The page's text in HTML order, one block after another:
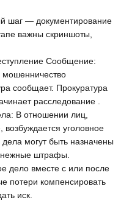
шаг — документирование
важны скриншоты,
Сообщение:
сообщает. Прокуратура
расследование .
В отношении лиц,
уголовное
могут быть назначены
штрафы.
дело вместе с или после
потери компенсировать
иск.